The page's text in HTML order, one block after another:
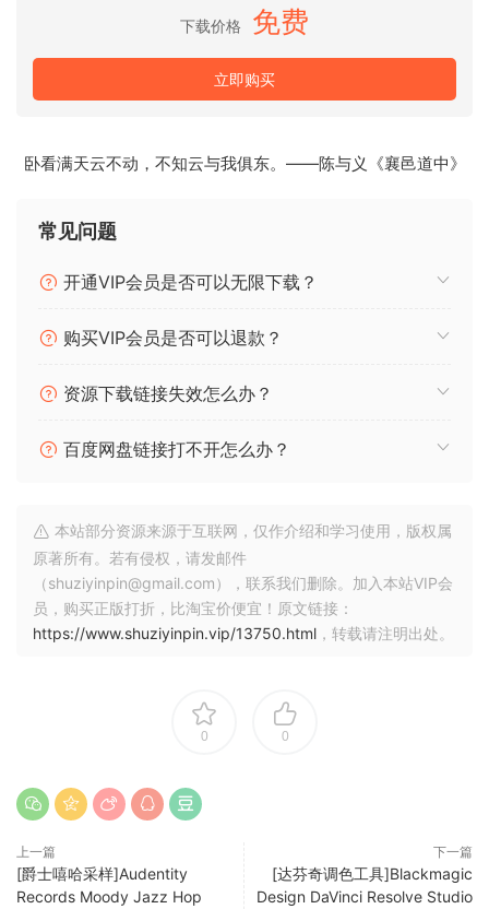
下载价格 免费
立即购买
卧看满天云不动，不知云与我俱东。——陈与义《襄邑道中》
常见问题
开通VIP会员是否可以无限下载？
购买VIP会员是否可以退款？
资源下载链接失效怎么办？
百度网盘链接打不开怎么办？
本站部分资源来源于互联网，仅作介绍和学习使用，版权属
原著所有。若有侵权，请发邮件
（shuziyinpin@gmail.com），联系我们删除。加入本站VIP会
员，购买正版打折，比淘宝价便宜！原文链接：
https://www.shuziyinpin.vip/13750.html ，转载请注明出处。
0 0
上一篇
[爵士嘻哈采样]Audentity
Records Moody Jazz Hop
下一篇
[达芬奇调色工具]Blackmagic
Design DaVinci Resolve Studio